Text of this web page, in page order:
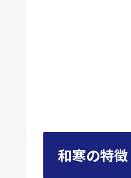
和寒の特